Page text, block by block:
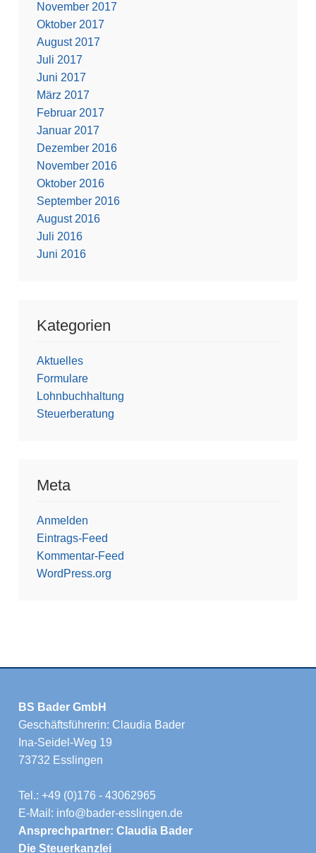
November 2017
Oktober 2017
August 2017
Juli 2017
Juni 2017
März 2017
Februar 2017
Januar 2017
Dezember 2016
November 2016
Oktober 2016
September 2016
August 2016
Juli 2016
Juni 2016
Kategorien
Aktuelles
Formulare
Lohnbuchhaltung
Steuerberatung
Meta
Anmelden
Eintrags-Feed
Kommentar-Feed
WordPress.org
BS Bader GmbH
Geschäftsführerin: Claudia Bader
Ina-Seidel-Weg 19
73732 Esslingen
Tel.: +49 (0)176 - 43062965
E-Mail: info@bader-esslingen.de
Ansprechpartner: Claudia Bader
Die Steuerkanzlei